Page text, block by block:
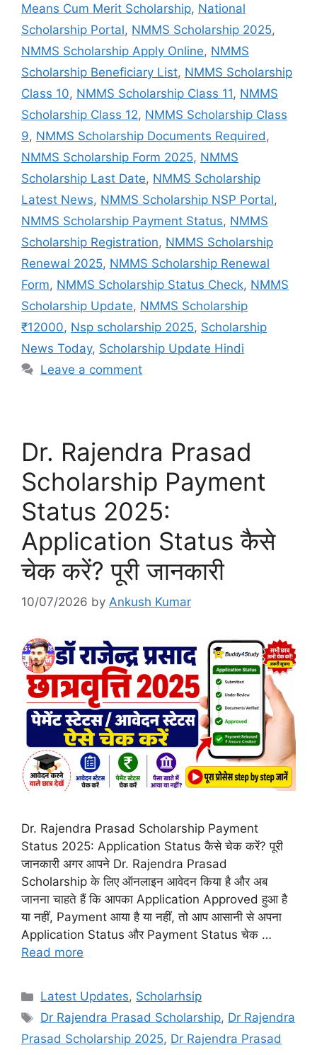
Means Cum Merit Scholarship, National
Scholarship Portal, NMMS Scholarship 2025,
NMMS Scholarship Apply Online, NMMS
Scholarship Beneficiary List, NMMS Scholarship
Class 10, NMMS Scholarship Class 11, NMMS
Scholarship Class 12, NMMS Scholarship Class
9, NMMS Scholarship Documents Required ,
NMMS Scholarship Form 2025, NMMS
Scholarship Last Date, NMMS Scholarship
Latest News, NMMS Scholarship NSP Portal,
NMMS Scholarship Payment Status, NMMS
Scholarship Registration, NMMS Scholarship
Renewal 2025, NMMS Scholarship Renewal
Form, NMMS Scholarship Status Check, NMMS
Scholarship Update, NMMS Scholarship
₹12000, Nsp scholarship 2025, Scholarship
News Today, Scholarship Update Hindi
Leave a comment
Dr. Rajendra Prasad
Scholarship Payment
Status 2025:
Application Status कैसे
चेक करें? पूरी जानकारी
10/07/2026 by Ankush Kumar
Dr. Rajendra Prasad Scholarship Payment
Status 2025: Application Status कैसे चेक करें? पूरी
जानकारी अगर आपने Dr. Rajendra Prasad
Scholarship के लिए ऑनलाइन आवेदन किया है और अब
जानना चाहते हैं कि आपका Application Approved हुआ है
या नहीं, Payment आया है या नहीं, तो आप आसानी से अपना
Application Status और Payment Status चेक …
Read more
Categories
Latest Updates, Scholarhsip
Tags
Dr Rajendra Prasad Scholarship, Dr Rajendra
Prasad Scholarship 2025, Dr Rajendra Prasad